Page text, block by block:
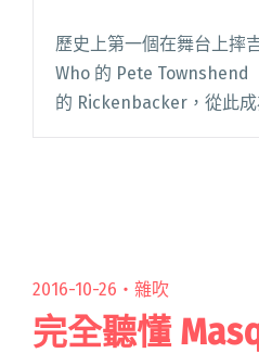
歷史上第一個在舞台上摔
Who 的 Pete Townshend
的 Rickenbacker，從此
2016-10-26・ 雜吹
完全聽懂